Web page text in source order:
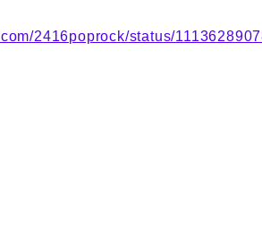
2416poprock/status/